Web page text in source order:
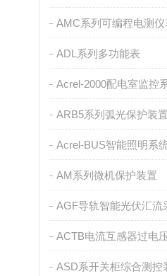
AMC系列可编程电测仪
ADL系列多功能表
Acrel-2000配电室监控
ARB5系列弧光保护装置
Acrel-BUS智能照明系
AM系列微机保护装置
AGF导轨智能光伏汇流
ACTB电流互感器过电
ASD系开关柜综合测控